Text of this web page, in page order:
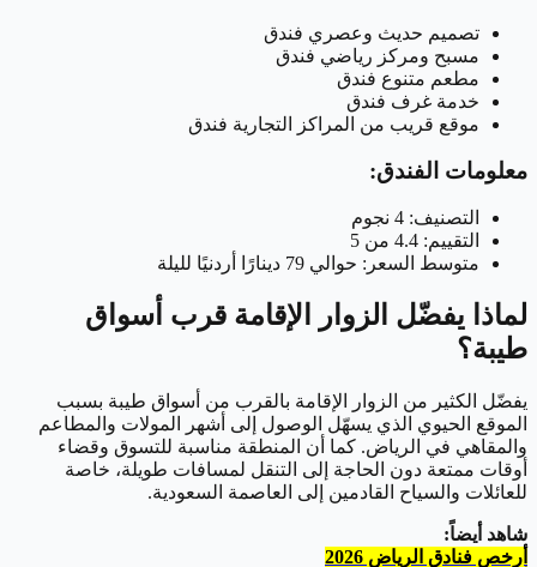
تصميم حديث وعصري فندق
مسبح ومركز رياضي فندق
مطعم متنوع فندق
خدمة غرف فندق
موقع قريب من المراكز التجارية فندق
معلومات الفندق:
التصنيف: 4 نجوم
التقييم: 4.4 من 5
متوسط السعر: حوالي 79 دينارًا أردنيًا لليلة
لماذا يفضّل الزوار الإقامة قرب أسواق
طيبة؟
يفضّل الكثير من الزوار الإقامة بالقرب من أسواق طيبة بسبب
الموقع الحيوي الذي يسهّل الوصول إلى أشهر المولات والمطاعم
والمقاهي في الرياض. كما أن المنطقة مناسبة للتسوق وقضاء
أوقات ممتعة دون الحاجة إلى التنقل لمسافات طويلة، خاصة
للعائلات والسياح القادمين إلى العاصمة السعودية.
شاهد أيضاً:
أرخص فنادق الرياض 2026